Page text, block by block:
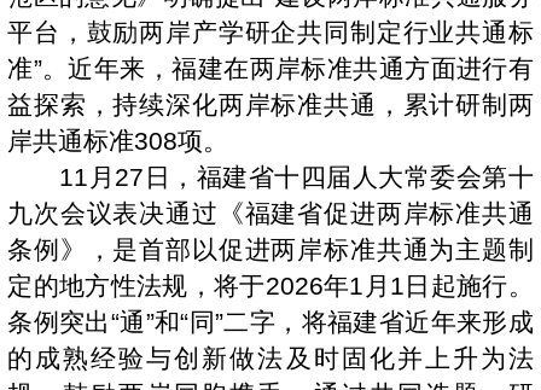
平台，鼓励两岸产学研企共同制定行业共通标
准”。近年来，福建在两岸标准共通方面进行有
益探索，持续深化两岸标准共通，累计研制两
岸共通标准308项。
11月27日，福建省十四届人大常委会第十
九次会议表决通过《福建省促进两岸标准共通
条例》，是首部以促进两岸标准共通为主题制
定的地方性法规，将于2026年1月1日起施行。
条例突出“通”和“同”二字，将福建省近年来形成
的成熟经验与创新做法及时固化并上升为法